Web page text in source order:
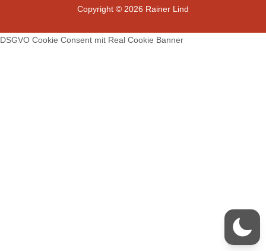
Copyright © 2026 Rainer Lind
DSGVO Cookie Consent mit Real Cookie Banner